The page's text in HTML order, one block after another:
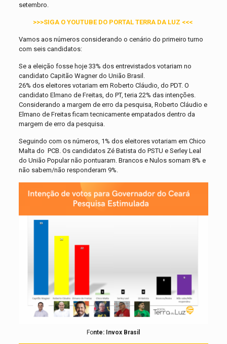
setembro.
>>>SIGA O YOUTUBE DO PORTAL TERRA DA LUZ <<<
Vamos aos números considerando o cenário do primeiro turno
com seis candidatos:
Se a eleição fosse hoje 33% dos entrevistados votariam no
candidato Capitão Wagner do União Brasil.
26% dos eleitores votariam em Roberto Cláudio, do PDT. O
candidato Elmano de Freitas, do PT, teria 22% das intenções.
Considerando a margem de erro da pesquisa, Roberto Cláudio e
Elmano de Freitas ficam tecnicamente empatados dentro da
margem de erro da pesquisa.
Seguindo com os números, 1% dos eleitores votariam em Chico
Malta do PCB. Os candidatos Zé Batista do PSTU e Serley Leal
do União Popular não pontuaram. Brancos e Nulos somam 8% e
não sabem/não responderam 9%.
Fonte: Invox Brasil